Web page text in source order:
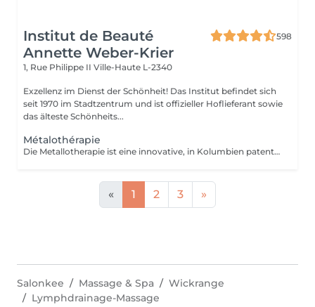
Institut de Beauté
Annette Weber-Krier
598
1, Rue Philippe II Ville-Haute L-2340
Exzellenz im Dienst der Schönheit! Das Institut befindet sich
seit 1970 im Stadtzentrum und ist offizieller Hoflieferant sowie
das älteste Schönheits...
Métalothérapie
Die Metallotherapie ist eine innovative, in Kolumbien patentierte Technik. Die Metallaccessoires wurden aus einer Legierung aus 7 sauberen, nicht kontaminierten oder recycelten Metallen hergestellt. Sie werden mithilfe einer High-Tech-Spritzgussform entworfen und auf handwerkliche Weise von Hand poliert. Im Kühlschrank platziert, können diese Zubehörteile für Kaltprotokolle im Rahmen einer Tonisierungssitzung verwendet werden, insbesondere dank Tonisierungsmetallen wie Silizium. Natürlich sind auch therapeutische Protokolle möglich, da die Zubehörteile für Entspannungs- und Physiotherapiebehandlungen beheizbar sind. Zweck: Stimulierung der verschiedenen Körperteile mit dem Ziel, Cellulite zu stoppen, den Körper zu entwässern, umzugestalten und zu straffen.
« 1 2 3 »
Salonkee Massage & Spa
Wickrange
Lymphdrainage-Massage